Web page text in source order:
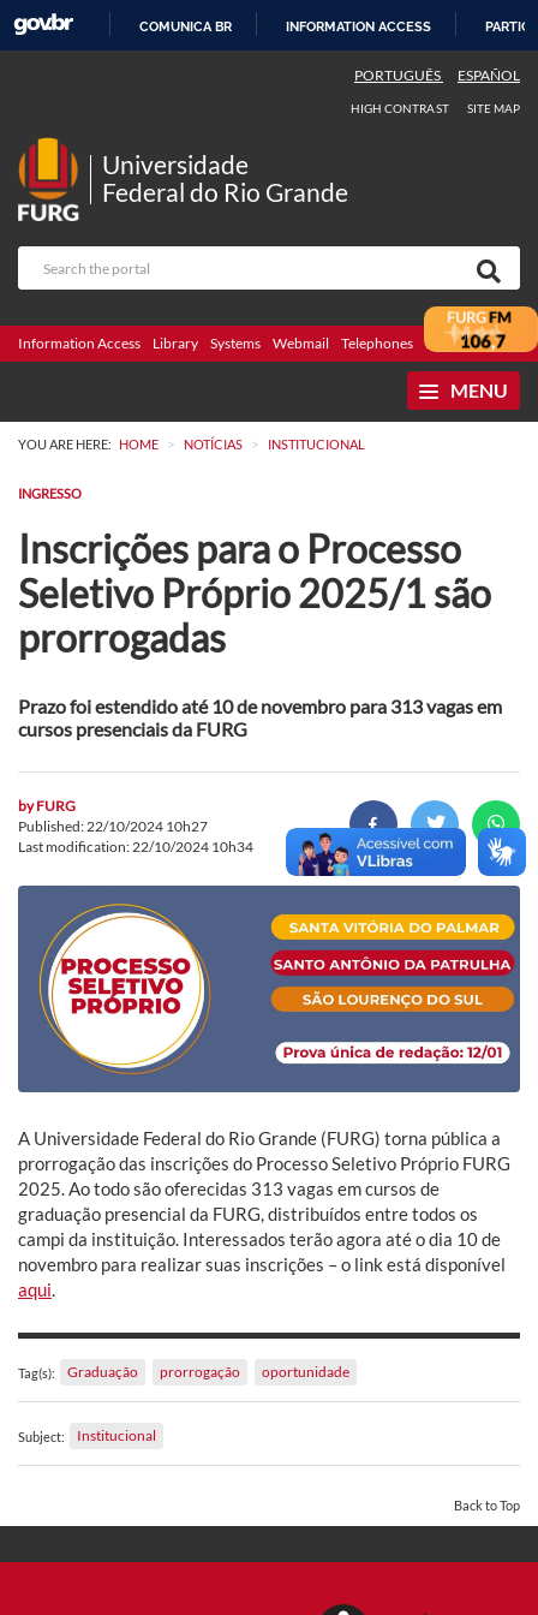
COMUNICA BR INFORMATION ACCESS
PORTUGUÊS ESPAÑOL
HIGH CONTRAST SITE MAP
Universidade
Federal do Rio Grande
Information Access Library Systems Webmail Telephones Bidding
MENU
YOU ARE HERE: HOME > NOTÍCIAS > INSTITUCIONAL
INGRESSO
Inscrições para o Processo
Seletivo Próprio 2025/1 são
prorrogadas
Prazo foi estendido até 10 de novembro para 313 vagas em
cursos presenciais da FURG
byFURG
Published: 22/10/2024 10h27
Last modification: 22/10/2024 10h34
A Universidade Federal do Rio Grande (FURG) torna pública a
prorrogação das inscrições do Processo Seletivo Próprio FURG
2025. Ao todo são oferecidas 313 vagas em cursos de
graduação presencial da FURG, distribuídos entre todos os
campi da instituição. Interessados terão agora até o dia 10 de
novembro para realizar suas inscrições – o link está disponível
aqui.
Tag(s): Graduação prorrogação oportunidade
Subject: Institucional
Back to Top